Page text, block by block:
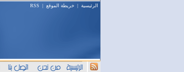
الرئيسية | خريطة الموقع |
RSS